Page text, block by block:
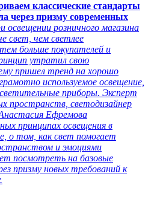
классические стандарты
через призму современных
освещении розничного магазина
свет, чем светлее
больше покупателей и
утратил свою
пришел тренд на хорошо
используемое освещение,
приборы. Эксперт
пространств, светодизайнер
Ефремова
принципах освещения в
о том, как свет помогает
и эмоциями
посмотреть на базовые
призму новых требований к